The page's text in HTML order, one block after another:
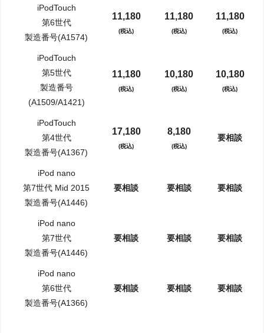
iPodTouch
第6世代
製造番号(A1574)
11,180
(税込)
11,180
(税込)
11,180
(税込)
iPodTouch
第5世代
製造番号
(A1509/A1421)
11,180
(税込)
10,180
(税込)
10,180
(税込)
iPodTouch
第4世代
製造番号(A1367)
17,180
(税込)
8,180
(税込)
要相談
iPod nano
第7世代 Mid 2015
製造番号(A1446)
要相談 要相談 要相談
iPod nano
第7世代
製造番号(A1446)
要相談 要相談 要相談
iPod nano
第6世代
製造番号(A1366)
要相談 要相談 要相談